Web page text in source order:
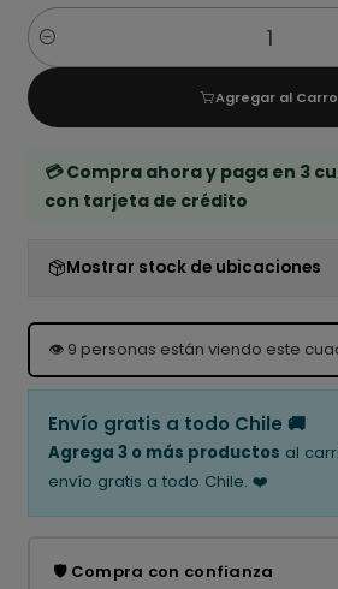
Cantidad
Agregar al Carro
💳 Compra ahora y paga en 3
con tarjeta de crédito
Mostrar stock de ubicaciones
👁️ 9 personas están viendo este
Envío gratis a todo Chile 🚚
Agrega 3 o más productos al
envío gratis a todo Chile. ❤️
🛡️ Compra con confianza